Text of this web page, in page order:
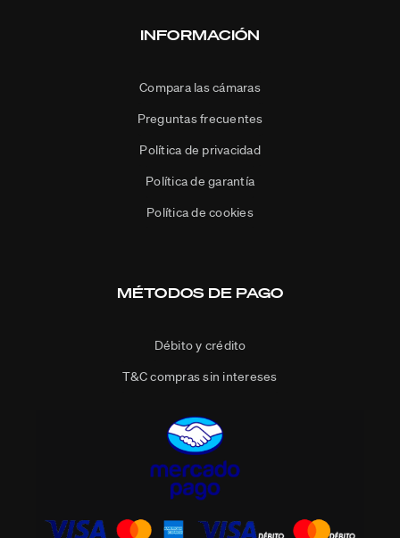
INFORMACIÓN
Compara las cámaras
Preguntas frecuentes
Política de privacidad
Política de garantía
Política de cookies
MÉTODOS DE PAGO
Débito y crédito
T&C compras sin intereses